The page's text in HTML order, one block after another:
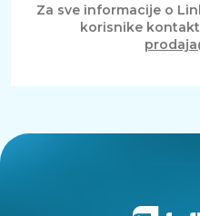
Za sve informacije o
korisnike